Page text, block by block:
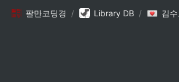
팔만코딩경 / Library DB /